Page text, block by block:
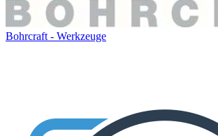
Bohrcraft - Werkzeuge